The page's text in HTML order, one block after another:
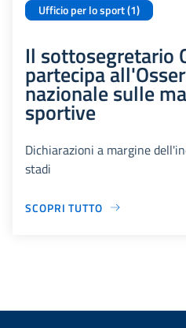
Ufficio per lo sport (1)
Il sottosegretario
partecipa
nazionale sulle
sportive
Dichiarazioni a margine
stadi
SCOPRI TUTTO